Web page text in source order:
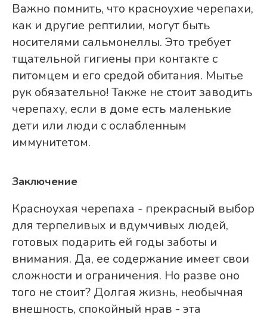
Важно помнить, что красноухие черепахи,
как и другие рептилии, могут быть
носителями сальмонеллы. Это требует
тщательной гигиены при контакте с
питомцем и его средой обитания. Мытье
рук обязательно! Также не стоит заводить
черепаху, если в доме есть маленькие
дети или люди с ослабленным
иммунитетом.
Заключение
Красноухая черепаха - прекрасный выбор
для терпеливых и вдумчивых людей,
готовых подарить ей годы заботы и
внимания. Да, ее содержание имеет свои
сложности и ограничения. Но разве оно
того не стоит? Долгая жизнь, необычная
внешность, спокойный нрав - эта